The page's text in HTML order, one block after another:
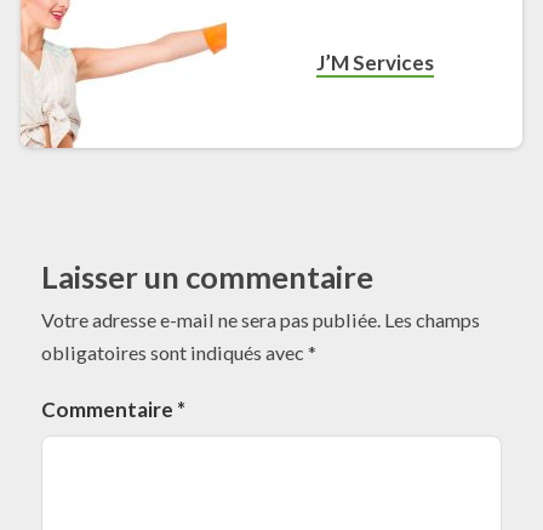
J’M Services
Laisser un commentaire
Votre adresse e-mail ne sera pas publiée. Les champs
obligatoires sont indiqués avec *
Commentaire *